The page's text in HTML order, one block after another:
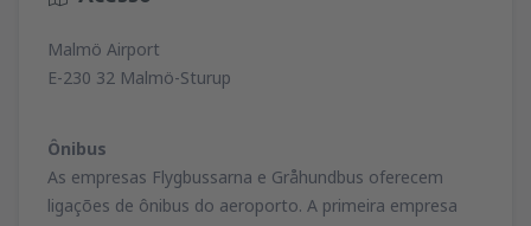
Malmö Airport
E-230 32 Malmö-Sturup
Ônibus
As empresas Flygbussarna e Gråhundbus oferecem
ligações de ônibus do aeroporto. A primeira empresa